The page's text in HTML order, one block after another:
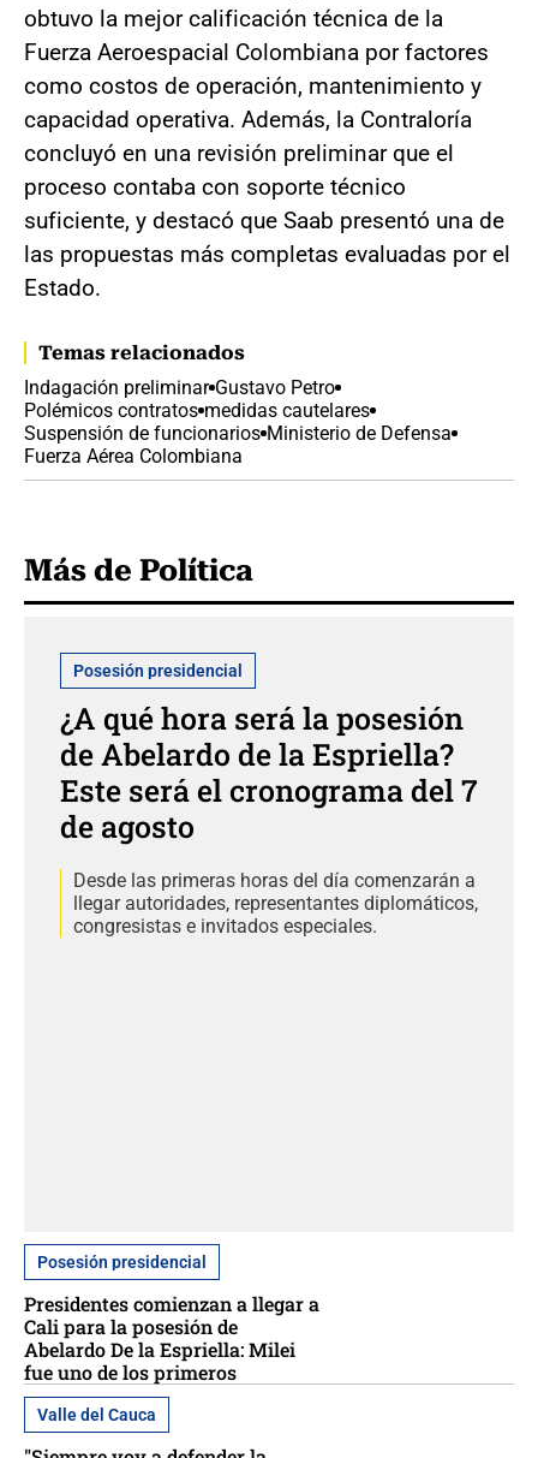
obtuvo la mejor calificación técnica de la
Fuerza Aeroespacial Colombiana por factores
como costos de operación, mantenimiento y
capacidad operativa. Además, la Contraloría
concluyó en una revisión preliminar que el
proceso contaba con soporte técnico
suficiente, y destacó que Saab presentó una de
las propuestas más completas evaluadas por el
Estado.
Temas relacionados
Indagación preliminar Gustavo Petro
Polémicos contratos medidas cautelares
Suspensión de funcionarios Ministerio de Defensa
Fuerza Aérea Colombiana
Más de Política
Posesión presidencial
¿A qué hora será la posesión
de Abelardo de la Espriella?
Este será el cronograma del 7
de agosto
Desde las primeras horas del día comenzarán a
llegar autoridades, representantes diplomáticos,
congresistas e invitados especiales.
Posesión presidencial
Presidentes comienzan a llegar a
Cali para la posesión de
Abelardo De la Espriella: Milei
fue uno de los primeros
Valle del Cauca